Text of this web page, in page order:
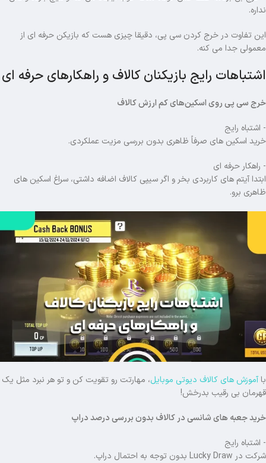
نداره.
این تفاوت در خرج کردن سی پی، دقیقا چیزی هست که بازیکن حرفه ای از
معمولی جدا می کنه.
اشتباهات رایج بازیکنان کالاف و راهکارهای حرفه ای
خرج سی پی روی اسکین‌های کم ارزش کالاف
- اشتباه رایج
خرید اسکین های صرفاً ظاهری بدون بررسی مزیت عملکردی.
- راهکار حرفه ای
ابتدا آیتم های کاربردی بخر و اگر سیپی کالاف اضافه داشتی، سراغ اسکین های
ظاهری برو.
باآموزش های کالاف دیوتی موبایل، مهارتت رو تقویت کن و تو هر نبرد مثل یک
قهرمان بی رقیب بدرخش!
خرید جعبه های شانسی در کالاف بدون بررسی درصد دراپ
- اشتباه رایج
شرکت در Lucky Draw بدون توجه به احتمال دراپ.